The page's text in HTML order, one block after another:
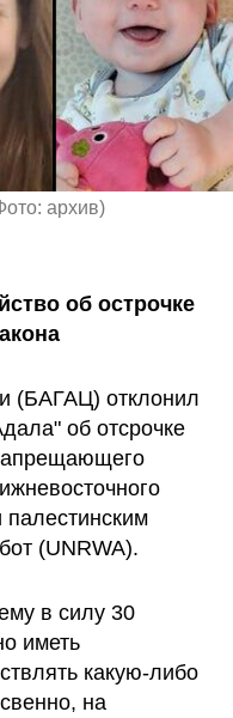
архив)
об острочке
(БАГАЦ) отклонил
об отсрочке
(UNRWA).
в силу 30
иметь
какую-либо
на